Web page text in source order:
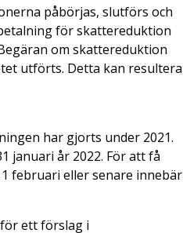
påbörjas, slutförs och
för skattereduktion
om skattereduktion
utförts. Detta kan resultera
har gjorts under 2021.
januari år 2022. För att få
februari eller senare innebär
ett förslag i